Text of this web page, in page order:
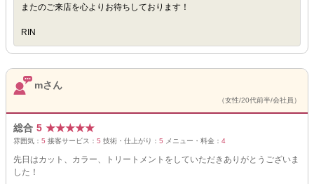
またのご来店を心よりお待ちしております！
RIN
mさん
（女性/20代前半/会社員）
総合 5 ★★★★★
雰囲気： 5 接客サービス： 5 技術・仕上がり： 5 メニュー・料金： 4
先日はカット、カラー、トリートメントをしていただきありがとうございま
した！